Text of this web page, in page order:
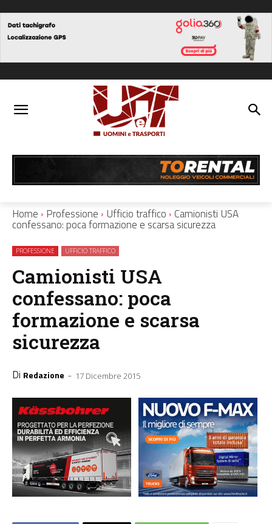
Home Professione Ufficio traffico Camionisti USA
confessano: poca formazione e scarsa sicurezza
PROFESSIONE UFFICIO TRAFFICO
Camionisti USA
confessano: poca
formazione e scarsa
sicurezza
Di Redazione - 17 Dicembre 2015